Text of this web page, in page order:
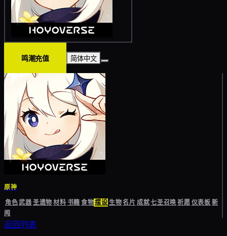
鸣潮充值 简体中文
原神
角色武器圣遗物材料书籍食物摆设生物名片成就七圣召唤祈愿仪表板新
闻
返回列表